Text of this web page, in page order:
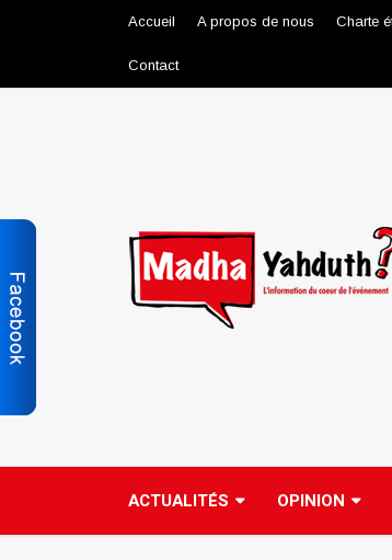
Accueil A propos de nous Charte
Contact
ACTUALITÉS OPINION